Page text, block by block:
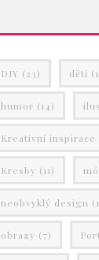
DIY (23) děti
humor (14)
Kreativní inspirace
Kresby (11)
neobvyklý design
obrazy (7)